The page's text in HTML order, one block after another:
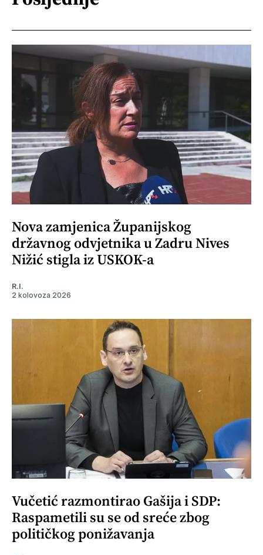
Nova zamjenica Županijskog
državnog odvjetnika u Zadru Nives
Nižić stigla iz USKOK-a
R.I.
2 kolovoza 2026
Vučetić razmontirao Gašija i SDP:
Raspametili su se od sreće zbog
političkog ponižavanja